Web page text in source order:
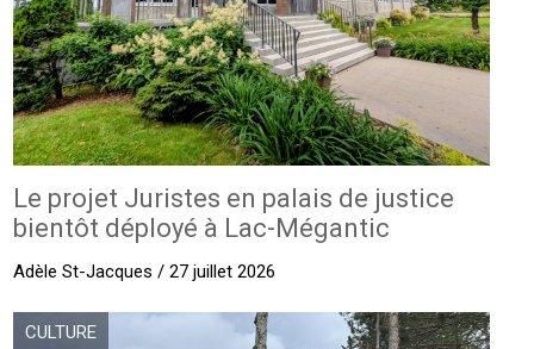
Le projet Juristes en palais de justice
bientôt déployé à Lac-Mégantic
Adèle St-Jacques / 27 juillet 2026
CULTURE